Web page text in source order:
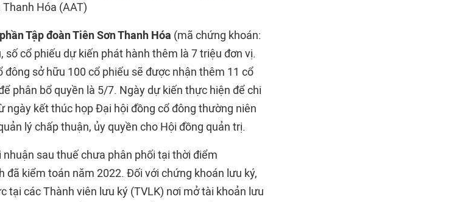
Hóa (AAT)
Tập đoàn Tiên Sơn Thanh Hóa (mã chứng khoán:
số cổ phiếu dự kiến phát hành thêm là 7 triệu đơn vị.
sở hữu 100 cổ phiếu sẽ được nhận thêm 11 cổ
phân bổ quyền là 5/7. Ngày dự kiến thực hiện để chi
ngày kết thúc họp Đại hội đồng cổ đông thường niên
lý chấp thuận, ủy quyền cho Hội đồng quản trị.
sau thuế chưa phân phối tại thời điểm
đã kiểm toán năm 2022. Đối với chứng khoán lưu ký,
tại các Thành viên lưu ký (TVLK) nơi mở tài khoản lưu